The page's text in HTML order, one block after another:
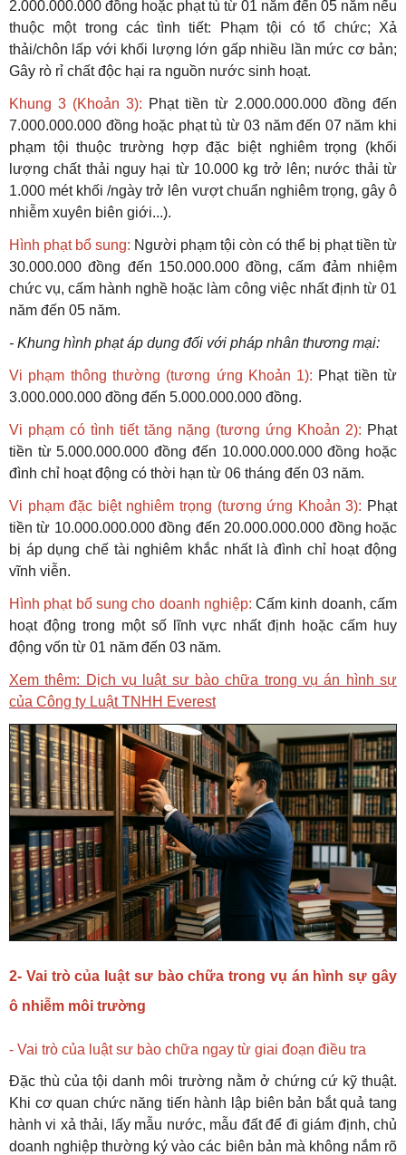
2.000.000.000 đồng hoặc phạt tù từ 01 năm đến 05 năm nếu
thuộc một trong các tình tiết: Phạm tội có tổ chức; Xả
thải/chôn lấp với khối lượng lớn gấp nhiều lần mức cơ bản;
Gây rò rỉ chất độc hại ra nguồn nước sinh hoạt.
Khung 3 (Khoản 3): Phạt tiền từ 2.000.000.000 đồng đến
7.000.000.000 đồng hoặc phạt tù từ 03 năm đến 07 năm khi
phạm tội thuộc trường hợp đặc biệt nghiêm trọng (khối
lượng chất thải nguy hại từ 10.000 kg trở lên; nước thải từ
1.000 mét khối /ngày trở lên vượt chuẩn nghiêm trọng, gây ô
nhiễm xuyên biên giới...).
Hình phạt bổ sung: Người phạm tội còn có thể bị phạt tiền từ
30.000.000 đồng đến 150.000.000 đồng, cấm đảm nhiệm
chức vụ, cấm hành nghề hoặc làm công việc nhất định từ 01
năm đến 05 năm.
- Khung hình phạt áp dụng đối với pháp nhân thương mại:
Vi phạm thông thường (tương ứng Khoản 1): Phạt tiền từ
3.000.000.000 đồng đến 5.000.000.000 đồng.
Vi phạm có tình tiết tăng nặng (tương ứng Khoản 2): Phạt
tiền từ 5.000.000.000 đồng đến 10.000.000.000 đồng hoặc
đình chỉ hoạt động có thời hạn từ 06 tháng đến 03 năm.
Vi phạm đặc biệt nghiêm trọng (tương ứng Khoản 3): Phạt
tiền từ 10.000.000.000 đồng đến 20.000.000.000 đồng hoặc
bị áp dụng chế tài nghiêm khắc nhất là đình chỉ hoạt động
vĩnh viễn.
Hình phạt bổ sung cho doanh nghiệp:Cấm kinh doanh, cấm
hoạt động trong một số lĩnh vực nhất định hoặc cấm huy
động vốn từ 01 năm đến 03 năm.
Xem thêm: Dịch vụ luật sư bào chữa trong vụ án hình sự
của Công ty Luật TNHH Everest
2- Vai trò của luật sư bào chữa trong vụ án hình sự gây
ô nhiễm môi trường
- Vai trò của luật sư bào chữa ngay từ giai đoạn điều tra
Đặc thù của tội danh môi trường nằm ở chứng cứ kỹ thuật.
Khi cơ quan chức năng tiến hành lập biên bản bắt quả tang
hành vi xả thải, lấy mẫu nước, mẫu đất để đi giám định, chủ
doanh nghiệp thường ký vào các biên bản mà không nắm rõ